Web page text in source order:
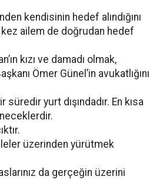
kendisinin hedef alındığını
ailem de doğrudan hedef
kızı ve damadı olmak,
Ömer Günel’in avukatlığını
süredir yurt dışındadır. En kısa
üzerinden yürütmek
da gerçeğin üzerini